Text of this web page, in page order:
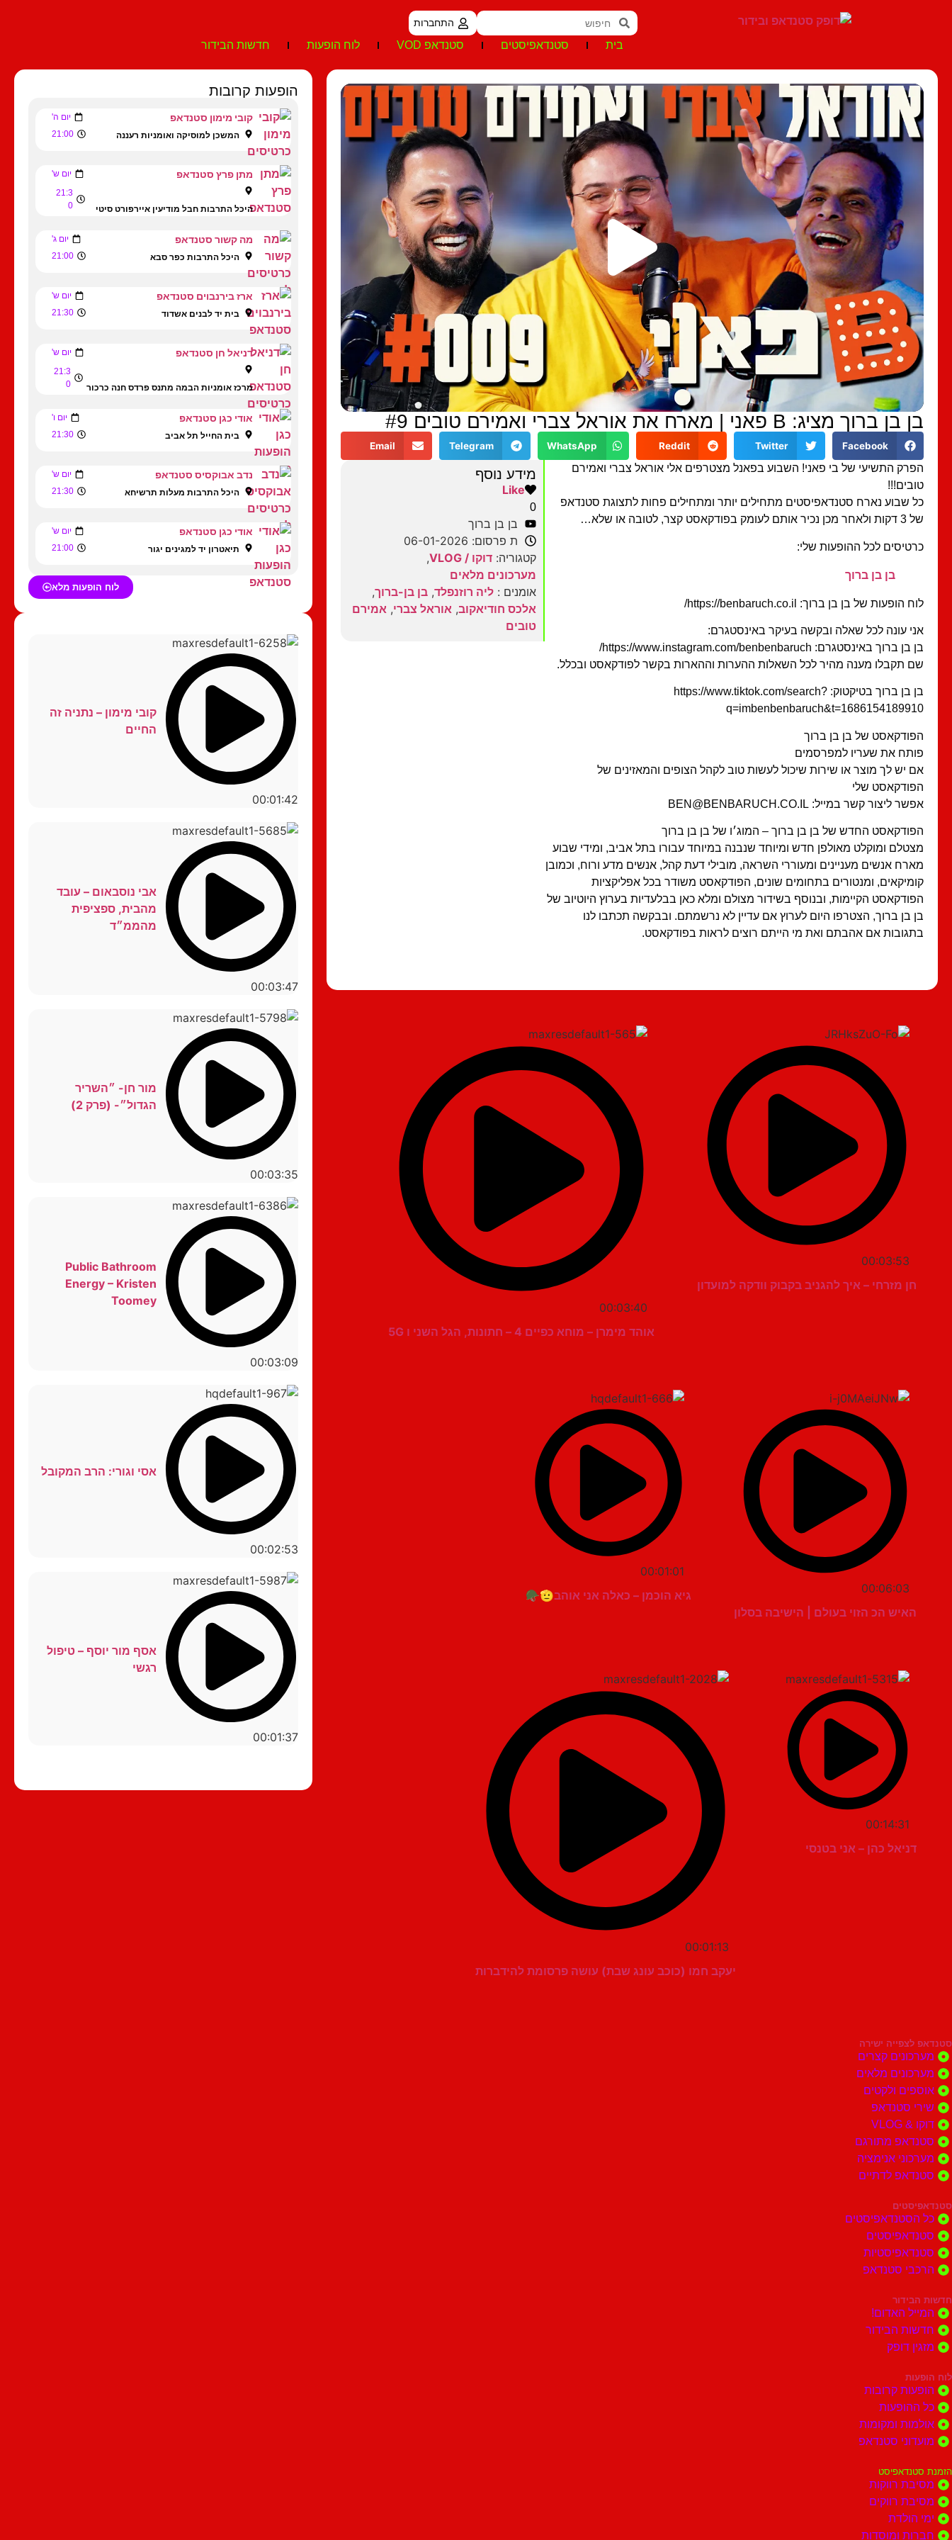
התחברות
בית סטנדאפיסטים סטנדאפ VOD לוח הופעות חדשות הבידור
בן בן ברוך מציג: B פאני | מארח את אוראל צברי ואמירם טובים #9
Facebook
Twitter
Reddit
WhatsApp
Telegram
Email
הפרק התשיעי של בי פאני! השבוע בפאנל מצטרפים אלי אוראל צברי ואמירם
טובים!!!
כל שבוע נארח סטנדאפיסטים מתחילים יותר ומתחילים פחות לתצוגת סטנדאפ
של 3 דקות ולאחר מכן נכיר אותם לעומק בפודקאסט קצר, לטובה או שלא…
כרטיסים לכל ההופעות שלי:
בן בן ברוך
לוח הופעות של בן בן ברוך: https://benbaruch.co.il/
אני עונה לכל שאלה ובקשה בעיקר באינסטגרם:
בן בן ברוך באינסטגרם: https://www.instagram.com/benbenbaruch/
שם תקבלו מענה מהיר לכל השאלות ההערות וההארות בקשר לפודקאסט ובכלל.
בן בן ברוך בטיקטוק: https://www.tiktok.com/search?
q=imbenbenbaruch&t=1686154189910
הפודקאסט של בן בן ברוך
פותח את שעריו למפרסמים
אם יש לך מוצר או שירות שיכול לעשות טוב לקהל הצופים והמאזינים של
הפודקאסט שלי
אפשר ליצור קשר במייל: BEN@BENBARUCH.CO.IL
הפודקאסט החדש של בן בן ברוך – המוג׳ו של בן בן ברוך
מצטלם ומוקלט מאולפן חדש ומיוחד שנבנה במיוחד עבורו בתל אביב, ומידי שבוע
מארח אנשים מעניינים ומעוררי השראה, מובילי דעת קהל, אנשים מדע ורוח, וכמובן
קומיקאים, ומנטורים בתחומים שונים, הפודקאסט משודר בכל אפליקציות
הפודקאסט הקיימות, ובנוסף בשידור מצולם ומלא כאן בבלעדיות בערוץ היוטיוב של
בן בן ברוך, הצטרפו היום לערוץ אם עדיין לא נרשמתם. ובבקשה תכתבו לנו
בתגובות אם אהבתם ואת מי הייתם רוצים לראות בפודקאסט.
מידע נוסף
Like
0
בן בן ברוך
ת פרסום: 06-01-2026
קטגוריה: דוקו / VLOG
,
מערכונים מלאים
אומנים : ליה רוזנפלד, בן בן-ברוך,
אלכס חודיאקוב, אוראל צברי, אמירם
טובים
00:03:53
חן מזרחי – איך להגניב בקבוק וודקה למועדון
00:03:40
אוהד מימרן – מוחא כפיים 4 – חתונות, הגל השני ו 5G
00:06:03
האיש הכ הזוי בעולם | הישיבה בסלון
00:01:01
גיא הוכמן – כאלה אני אוהב🪖🫡
00:14:31
דניאל כהן – אני בטנסי
00:01:13
יעקב חמו (כוכב עונג שבת) עושה פרסומת להידברות
הופעות קרובות
קובי מימון סטנדאפ יום ה'
המשכן למוסיקה ואומניות רעננה 21:00
מתן פרץ סטנדאפ יום ש'
היכל התרבות חבל מודיעין איירפורט סיטי
21:3
0
מה קשור סטנדאפ יום ג'
היכל התרבות כפר סבא 21:00
ארז בירנבוים סטנדאפ יום ש'
בית יד לבנים אשדוד 21:30
דניאל חן סטנדאפ יום ש'
מרכז אומניות הבמה מתנס פרדס חנה כרכור
21:3
0
אודי כגן סטנדאפ יום ו'
בית החייל תל אביב 21:30
נדב אבוקסיס סטנדאפ יום ש'
היכל התרבות מעלות תרשיחא 21:30
אודי כגן סטנדאפ יום ש'
תיאטרון יד למגינים יגור 21:00
לוח הופעות מלא
00:01:42
קובי מימון – נתניה זה
החיים
00:03:47
אבי נוסבאום – עובד
מהבית, ספציפית
מהממ״ד
00:03:35
מור חן- ״השריר
הגדול״- (פרק 2)
00:03:09
Public Bathroom
Energy – Kristen
Toomey
00:02:53
אסי וגורי: הרב המקובל
00:01:37
אסף מור יוסף – טיפול
רגשי
סטנדאפ לצפייה ישירה
מערכונים קצרים
מערכונים מלאים
אוספים ולקטים
שירי סטנדאפ
דוקו & VLOG
סטנדאפ מתורגם
מערכוני אנימציה
סטנדאפ לדתיים
סטנדאפיסטים
כל הסטנדאפיסטים
סטנדאפיסטים
סטנדאפיסטיות
הרכבי סטנדאפ
חדשות הבידור
המייל האדום!
חדשות הבידור
מזגין דופק
לוח הופעות
הופעות קרובות
כל ההופעות
אולמות ומקומות
מועדוני סטנדאפ
הזמנת סטנדאפיסט
מסיבת רווקות
מסיבת רווקים
ימי הולדת
חברות ומוסדות